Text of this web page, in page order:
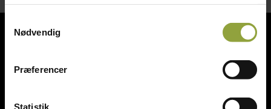
Nødvendig
Præferencer
Statistik
Slageriinventar